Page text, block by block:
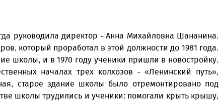
руководила директор - Анна Михайловна Шананина.
который проработал в этой должности до 1981 года.
школы, и в 1970 году ученики пришли в новостройку.
началах трех колхозов - «Ленинский путь»,
старое здание школы было отремонтировано под
школы трудились и ученики: помогали крыть крышу,